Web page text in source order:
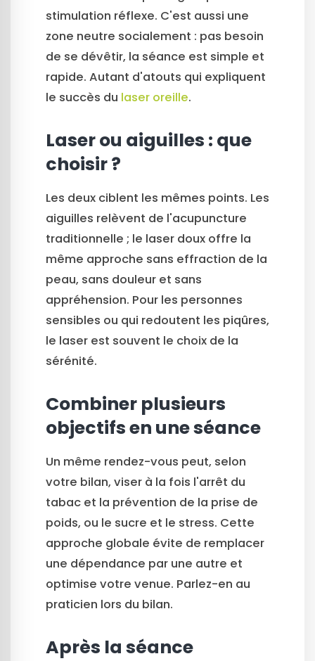
stimulation réflexe. C'est aussi une
zone neutre socialement : pas besoin
de se dévêtir, la séance est simple et
rapide. Autant d'atouts qui expliquent
le succès du laser oreille.
Laser ou aiguilles : que
choisir ?
Les deux ciblent les mêmes points. Les
aiguilles relèvent de l'acupuncture
traditionnelle ; le laser doux offre la
même approche sans effraction de la
peau, sans douleur et sans
appréhension. Pour les personnes
sensibles ou qui redoutent les piqûres,
le laser est souvent le choix de la
sérénité.
Combiner plusieurs
objectifs en une séance
Un même rendez-vous peut, selon
votre bilan, viser à la fois l'arrêt du
tabac et la prévention de la prise de
poids, ou le sucre et le stress. Cette
approche globale évite de remplacer
une dépendance par une autre et
optimise votre venue. Parlez-en au
praticien lors du bilan.
Après la séance